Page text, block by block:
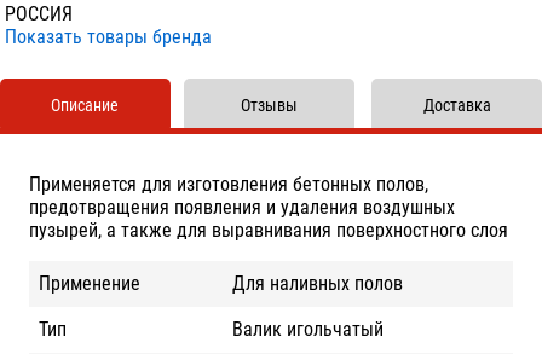
РОССИЯ
Показать товары бренда
Описание
Применяется для изготовления бетонных полов,
предотвращения появления и удаления воздушных
пузырей, а также для выравнивания поверхностного слоя
Применение
Для наливных полов
Тип
Валик игольчатый
Отзывы Доставка